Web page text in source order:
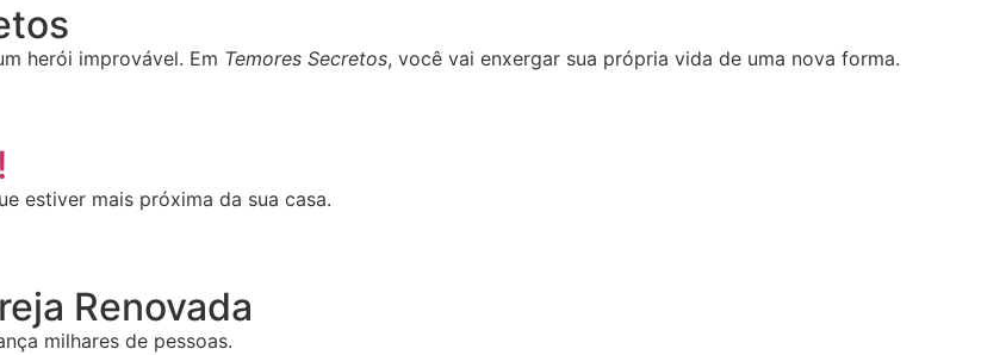
herói improvável. Em Temores Secretos, você vai enxergar sua própria vida de uma nova forma.
estiver mais próxima da sua casa.
Renovada
milhares de pessoas.